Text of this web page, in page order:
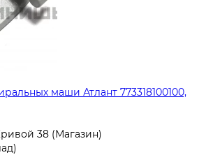
маши Атлант 773318100100,
38 (Магазин)